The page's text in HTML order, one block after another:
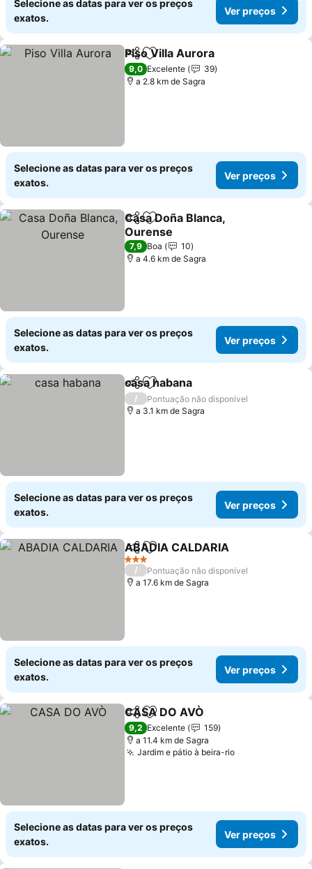
Selecione as datas para ver os preços
exatos.
Ver preços
PartilharAdicionar aos favoritos
Piso Villa Aurora
9,0 Excelente
39
a 2.8 km de Sagra
Selecione as datas para ver os preços
exatos.
Ver preços
PartilharAdicionar aos favoritos
Casa Doña Blanca,
Ourense
7,9 Boa
10
a 4.6 km de Sagra
Selecione as datas para ver os preços
exatos.
Ver preços
PartilharAdicionar aos favoritos
casa habana
/
Pontuação não disponível
a 3.1 km de Sagra
Selecione as datas para ver os preços
exatos.
Ver preços
PartilharAdicionar aos favoritos
ABADIA CALDARIA
3 Estrelas
/
Pontuação não disponível
a 17.6 km de Sagra
Selecione as datas para ver os preços
exatos.
Ver preços
PartilharAdicionar aos favoritos
CASA DO AVÒ
9,2 Excelente
159
a 11.4 km de Sagra
Jardim e pátio à beira-rio
Selecione as datas para ver os preços
exatos.
Ver preços